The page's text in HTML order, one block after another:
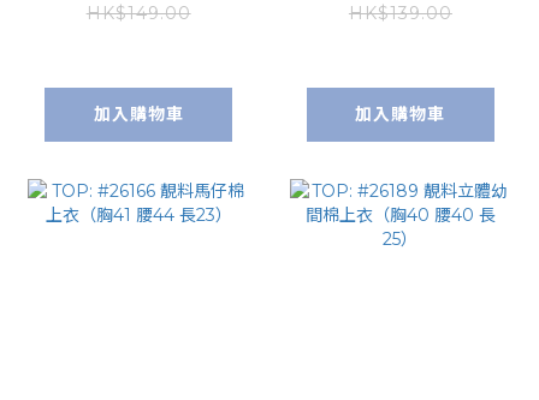
HK$149.00
加入購物車
HK$139.00
加入購物車